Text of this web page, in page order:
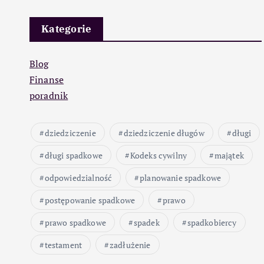
Kategorie
Blog
Finanse
poradnik
dziedziczenie dziedziczenie długów
długi
długi spadkowe
Kodeks cywilny
majątek
odpowiedzialność
planowanie spadkowe
postępowanie spadkowe
prawo
prawo spadkowe
spadek
spadkobiercy
testament
zadłużenie